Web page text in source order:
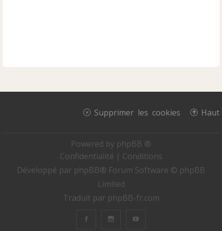
Haut
Supprimer les cookies
Powered by phpBB ®
Confidentialité | Conditions
Développé par phpBB® Forum Software © phpBB
Limited
Traduit par phpBB-fr.com